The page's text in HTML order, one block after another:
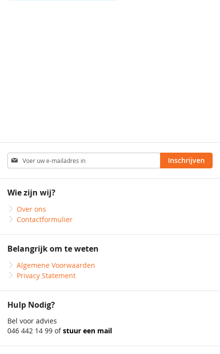
Abonneer
u
op
nieuwsbrief
Inschrijven
Wie zijn wij?
Over ons
Contactformulier
Belangrijk om te weten
Algemene Voorwaarden
Privacy Statement
Hulp Nodig?
Bel voor advies
046 442 14 99 ofstuur een mail